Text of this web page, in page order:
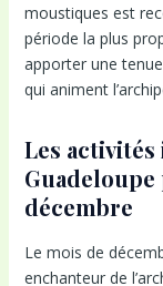
moustiques est
période la plus
apporter une
qui animent
Les activités
décembre
Le mois de
enchanteur de